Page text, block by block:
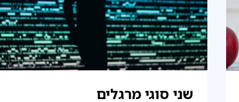
שני סוגי מרגלים